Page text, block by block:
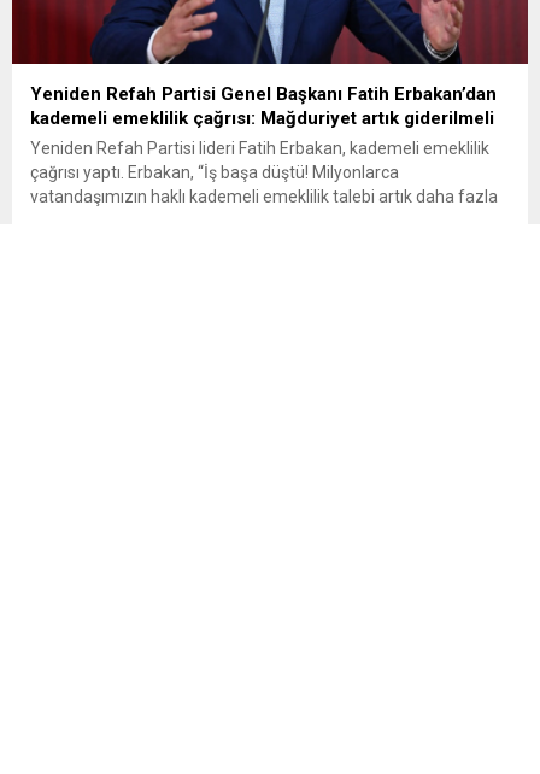
Yeniden Refah Partisi Genel Başkanı Fatih Erbakan’dan
kademeli emeklilik çağrısı: Mağduriyet artık giderilmeli
Yeniden Refah Partisi lideri Fatih Erbakan, kademeli emeklilik
çağrısı yaptı. Erbakan, “İş başa düştü! Milyonlarca
vatandaşımızın haklı kademeli emeklilik talebi artık daha fazla